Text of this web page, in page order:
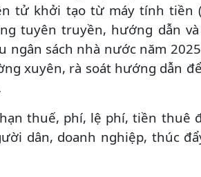
tử khởi tạo từ máy tính tiền
tuyên truyền, hướng dẫn và
ngân sách nhà nước năm
xuyên, rà soát hướng dẫn
thuế, phí, lệ phí, tiền thuê
dân, doanh nghiệp, thúc